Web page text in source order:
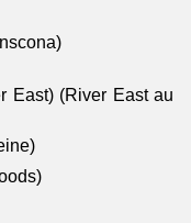
East) (River East au